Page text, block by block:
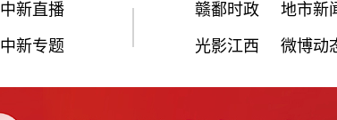
中新直播
中新专题
赣鄱时政 地市新
光影江西 微博动